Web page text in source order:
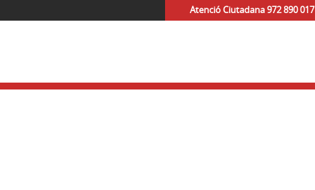
Atenció Ciutadana 972 890 017